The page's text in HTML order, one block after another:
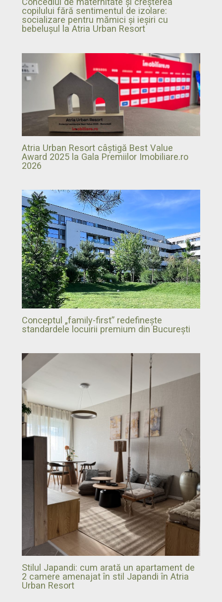
copilului fără sentimentul de izolare:
socializare pentru mămici și ieșiri cu
bebelușul la Atria Urban Resort
Atria Urban Resort câștigă Best Value
Award 2025 la Gala Premiilor Imobiliare.ro
2026
Conceptul „family-first” redefinește
standardele locuirii premium din București
Stilul Japandi: cum arată un apartament de
2 camere amenajat în stil Japandi în Atria
Urban Resort